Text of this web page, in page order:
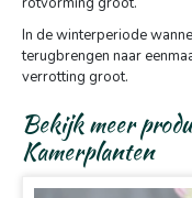
In de winterperiode
terugbrengen naar
verrotting groot.
Bekijk meer
Kamerplanten